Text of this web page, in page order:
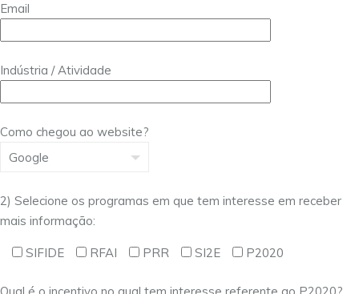
Email
Indústria / Atividade
Como chegou ao website?
2) Selecione os programas em que tem interesse em receber
mais informação:
SIFIDE RFAI PRR SI2E P2020